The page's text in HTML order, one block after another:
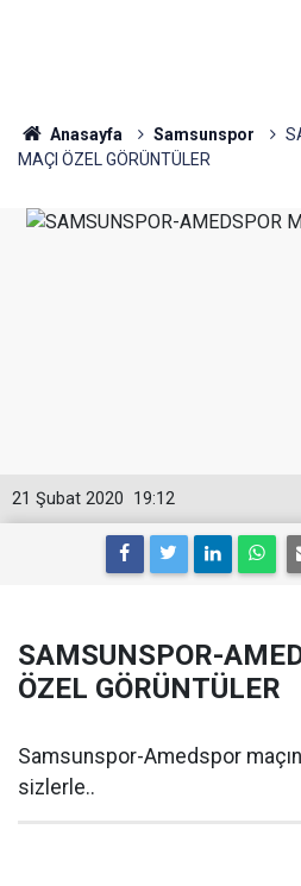
Anasayfa Samsunspor
MAÇI ÖZEL GÖRÜNTÜLER
19:12
21 Şubat 2020
SAMSUNSPOR-
ÖZEL GÖRÜNTÜLER
Samsunspor-Amedspor
sizlerle..